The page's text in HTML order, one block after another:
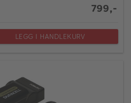
799,-
LEGG I HANDLEKURV